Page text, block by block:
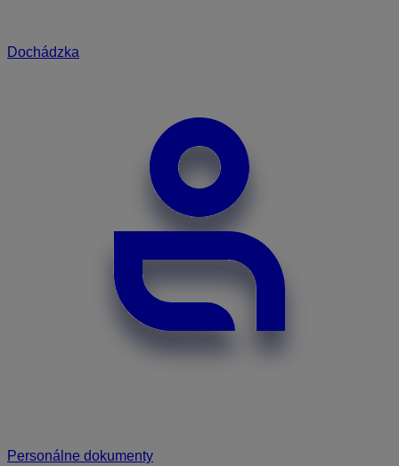
Dochádzka
Personálne dokumenty